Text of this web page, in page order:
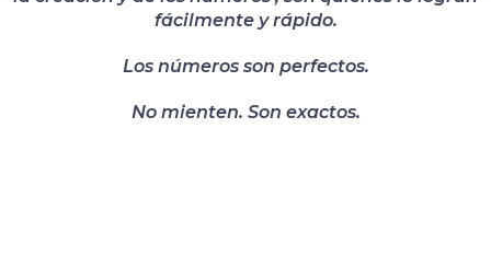
fácilmente y rápido.
Los números son perfectos.
No mienten. Son exactos.